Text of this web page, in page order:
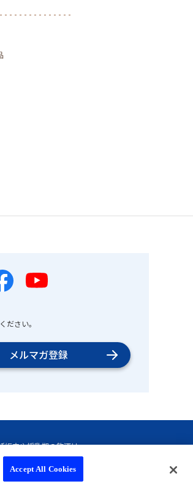
さい。
メルマガ登録
Accept All Cookies